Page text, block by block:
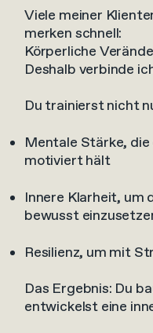
Viele meiner
merken schnell:
Körperliche
Deshalb verbinde
Du trainierst nicht
Mentale Stärke,
motiviert hält
Innere Klarheit, um
bewusst
Resilienz, um mit
Das Ergebnis: Du
entwickelst eine